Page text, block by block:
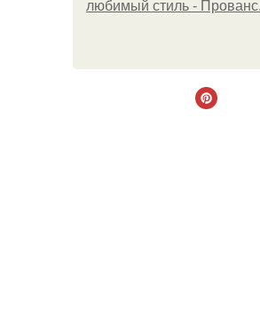
любимый стиль - Прованс.